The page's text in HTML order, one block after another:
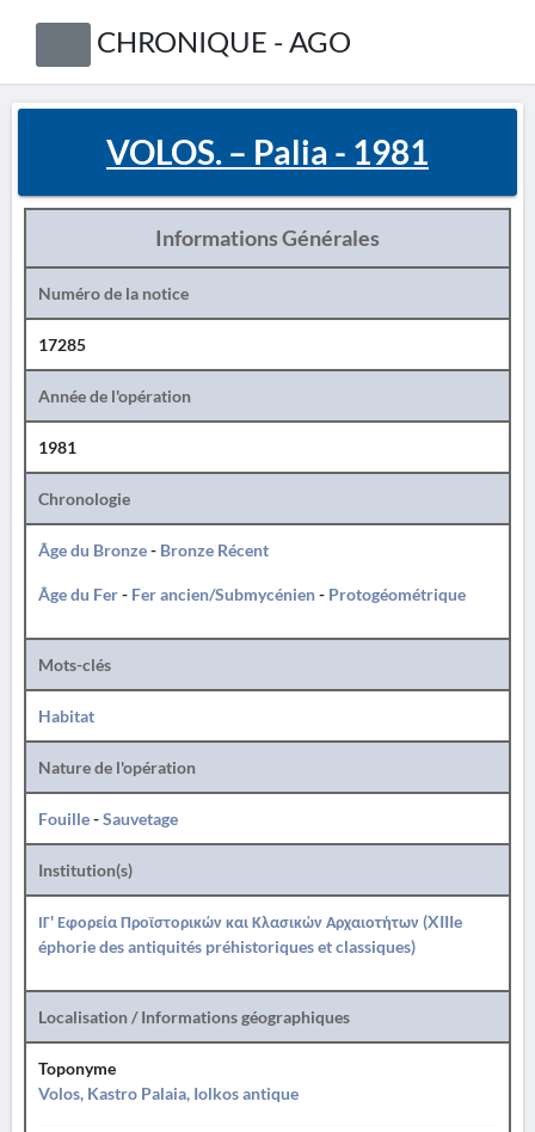
CHRONIQUE - AGO
VOLOS. – Palia - 1981
Informations Générales
Numéro de la notice
17285
Année de l'opération
1981
Chronologie
Âge du Bronze- Bronze Récent
Âge du Fer- Fer ancien/Submycénien- Protogéométrique
Mots-clés
Habitat
Nature de l'opération
Fouille-Sauvetage
Institution(s)
ΙΓ' Εφορεία Προϊστορικών και Κλασικών Αρχαιοτήτων (XIIIe
éphorie des antiquités préhistoriques et classiques)
Localisation / Informations géographiques
Toponyme
Volos, Kastro Palaia, Iolkos antique